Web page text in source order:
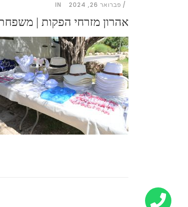
פברואר 26, 2024 IN
אהרון מזרחי הפקות | משפחת